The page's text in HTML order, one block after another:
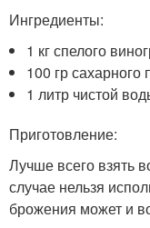
Ингредиенты:
1 кг спелого
100 гр сахарного
1 литр чистой
Приготовление:
Лучше всего взять
случае нельзя
брожения может и